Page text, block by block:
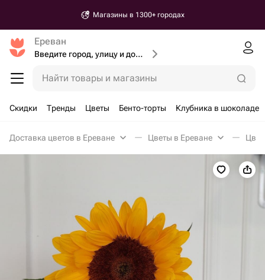
Магазины в 1300+ городах
Ереван
Введите город, улицу и дом доставки
Найти товары и магазины
Скидки Тренды Цветы Бенто-торты Клубника в шоколаде
Доставка цветов в Ереване Цветы в Ереване